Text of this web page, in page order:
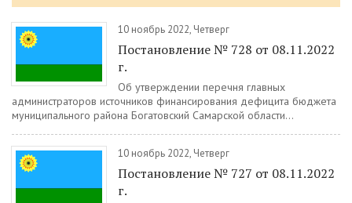
10 ноябрь 2022, Четверг
Постановление № 728 от 08.11.2022
г.
Об утверждении перечня главных
администраторов источников финансирования дефицита бюджета
муниципального района Богатовский Самарской области...
10 ноябрь 2022, Четверг
Постановление № 727 от 08.11.2022
г.